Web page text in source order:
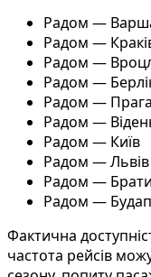
Радом —
Радом —
Радом —
Радом —
Радом — Прага
Радом —
Радом — Київ
Радом — Львів
Радом —
Радом —
Фактична
частота рейсів